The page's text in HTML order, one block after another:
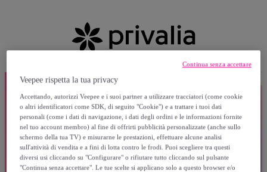
Veepee rispetta la tua privacy
Accettando, autorizzi Veepee e i suoi partner a utilizzare tracciatori (come cookie
o altri identificatori come SDK, di seguito "Cookie") e a trattare i tuoi dati
personali (come i dati di navigazione, i dati degli ordini e le informazioni fornite
nel tuo account membro) al fine di offrirti pubblicità personalizzate (anche sullo
schermo della tua TV) e misurarne le prestazioni, effettuare alcune analisi
sull'attività di vendita e a fini di lotta contro le frodi. Puoi scegliere tra questi
diversi usi cliccando su "Configurare" o rifiutare tutto cliccando sul pulsante
"Continua senza accettare". Le tue scelte si applicano solo a questo browser e/o
Continua senza accettare